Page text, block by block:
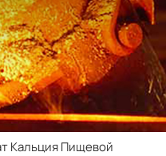
Кальция Пищевой